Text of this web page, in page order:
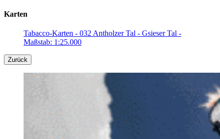
Karten
Tabacco-Karten - 032 Antholzer Tal - Gsieser Tal -
Maßstab: 1:25.000
Zurück